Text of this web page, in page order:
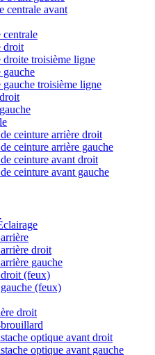
centrale avant
centrale
droit
droite troisième ligne
gauche
troisième ligne
ceinture arrière droit
ceinture arrière gauche
ceinture avant droit
ceinture avant gauche
droit
gauche
(feux)
(feux)
droit
optique avant droit
optique avant gauche